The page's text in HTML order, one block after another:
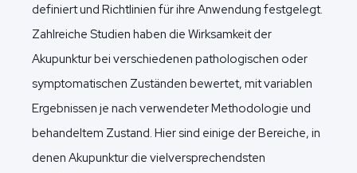
definiert und Richtlinien für ihre Anwendung festgelegt.
Zahlreiche Studien haben die Wirksamkeit der
Akupunktur bei verschiedenen pathologischen oder
symptomatischen Zuständen bewertet, mit variablen
Ergebnissen je nach verwendeter Methodologie und
behandeltem Zustand. Hier sind einige der Bereiche, in
denen Akupunktur die vielversprechendsten